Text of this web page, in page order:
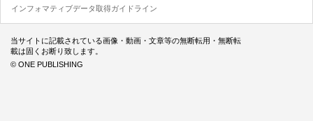
インフォマティブデータ取得ガイドライン
当サイトに記載されている画像・動画・文章等の無断転用・無断転
載は固くお断り致します。
© ONE PUBLISHING